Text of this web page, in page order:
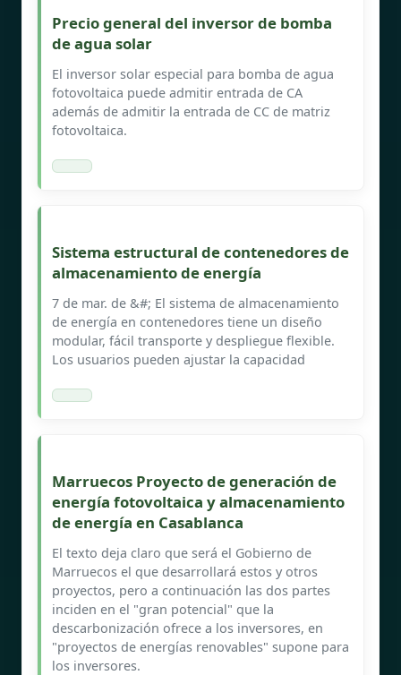
Precio general del inversor de bomba
de agua solar
El inversor solar especial para bomba de agua
fotovoltaica puede admitir entrada de CA
además de admitir la entrada de CC de matriz
fotovoltaica.
Sistema estructural de contenedores de
almacenamiento de energía
7 de mar. de &#; El sistema de almacenamiento
de energía en contenedores tiene un diseño
modular, fácil transporte y despliegue flexible.
Los usuarios pueden ajustar la capacidad
Marruecos Proyecto de generación de
energía fotovoltaica y almacenamiento
de energía en Casablanca
El texto deja claro que será el Gobierno de
Marruecos el que desarrollará estos y otros
proyectos, pero a continuación las dos partes
inciden en el "gran potencial" que la
descarbonización ofrece a los inversores, en
"proyectos de energías renovables" supone para
los inversores.